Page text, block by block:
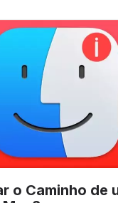
o Caminho de